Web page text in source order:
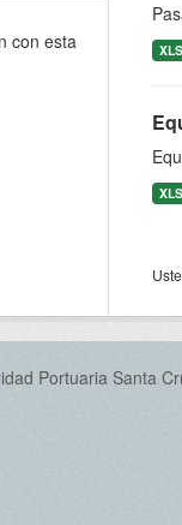
con esta
Portuaria Santa